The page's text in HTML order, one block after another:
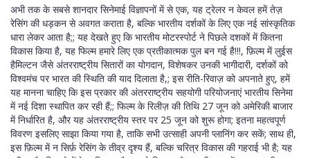
अभी तक के सबसे शानदार सिनेमाई विज्ञापनों में से एक, यह ट्रेलर न केवल हमें तेज़
रेसिंग की धड़कन से अवगत कराता है, बल्कि भारतीय दर्शकों के लिए एक नई सांस्कृतिक
धारा लेकर आता है;; यह देखते हुए कि भारतीय मोटरस्पोर्ट ने पिछले दशकों में कितना
विकास किया है, यह फिल्म हमारे लिए एक प्रतीकात्मक पुल बन गई है!!!, फ़िल्म में लुईस
हैमिल्टन जैसे अंतरराष्ट्रीय सितारों का योगदान, विशेषकर उनकी भागीदारी, दर्शकों को
विश्वमंच पर भारत की स्थिति की याद दिलाता है,; इस रीति-रिवाज़ को अपनाते हुए, हमें
यह मानना चाहिए कि इस प्रकार की अंतरराष्ट्रीय सहयोगी परियोजनाएं भारतीय सिनेमा
में नई दिशा स्थापित कर रही हैं;; फिल्म के रिलीज़ की तिथि 27 जून को अमेरिकी बाजार
में निर्धारित है, और यह अंतरराष्ट्रीय स्तर पर 25 जून को शुरू होगा; इतना महत्वपूर्ण
विवरण इसलिए साझा किया गया है, ताकि सभी उत्साही अपनी प्लानिंग कर सकें; साथ ही,
इस फ़िल्म में न सिर्फ़ रेसिंग के तीव्र दृश्य हैं, बल्कि चरित्र विकास की गहराई भी है; यह